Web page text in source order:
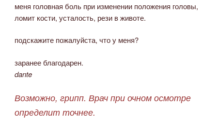
меня головная боль при изменении положения головы,
ломит кости, усталость, рези в животе.
подскажите пожалуйста, что у меня?
заранее благодарен.
dante
Возможно, грипп. Врач при очном осмотре
определит точнее.